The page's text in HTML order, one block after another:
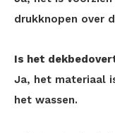
drukknopen over
Is het
Ja, het materiaal
het wassen.